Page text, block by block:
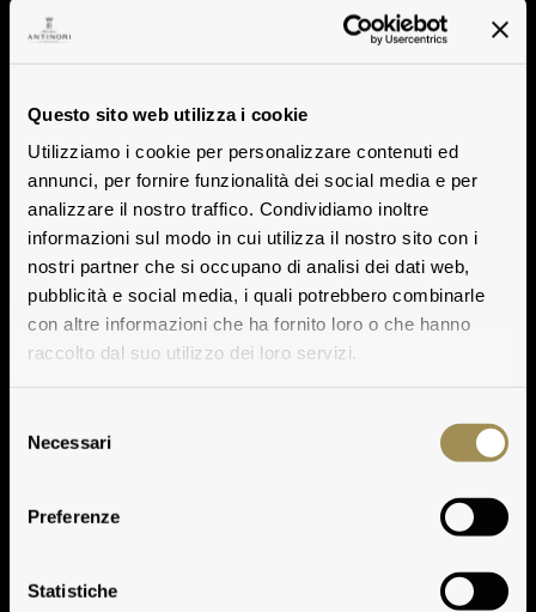
Questo sito web utilizza i cookie
Utilizziamo i cookie per personalizzare contenuti ed
annunci, per fornire funzionalità dei social media e per
analizzare il nostro traffico. Condividiamo inoltre
informazioni sul modo in cui utilizza il nostro sito con i
nostri partner che si occupano di analisi dei dati web,
pubblicità e social media, i quali potrebbero combinarle
con altre informazioni che ha fornito loro o che hanno
raccolto dal suo utilizzo dei loro servizi.
delNecessari
Preferenze
Statistiche